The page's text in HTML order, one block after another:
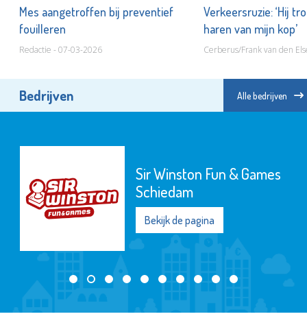
Mes aangetroffen bij preventief
fouilleren
Redactie - 07-03-2026
Verkeersruzie: ‘Hij
haren van mijn kop’
Cerberus/Frank van den
Bedrijven Alle bedrijven
Sir Winston Fun & Games
Schiedam
Bekijk de pagina